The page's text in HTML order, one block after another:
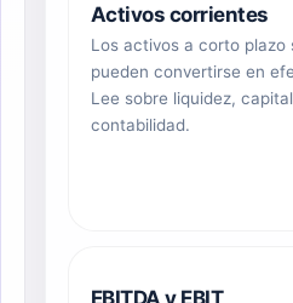
Activos corrientes
Los activos a corto plazo
pueden convertirse en
Lee sobre liquidez,
contabilidad.